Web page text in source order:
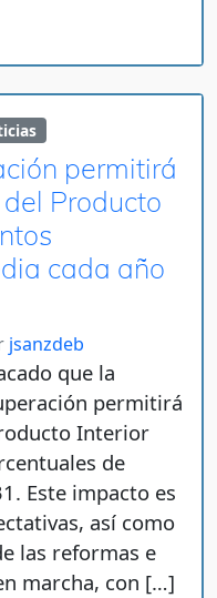
permitirá
Producto
cada año
jsanzdeb
que la
permitirá
Interior
de
Este impacto es
así como
las reformas e
marcha, con […]